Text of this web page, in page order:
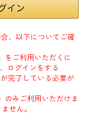
、以下についてご確
をご利用いただくに
ログインをする
完了している必要が
のみご利用いただけま
せん。